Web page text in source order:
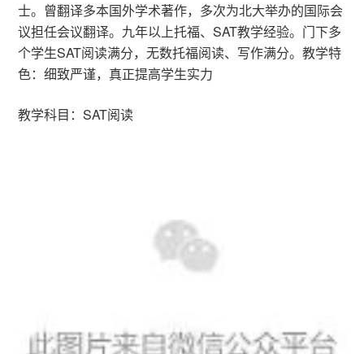
士。曾翻译多本国外学术著作，多次为北大举办的国际会
议担任会议翻译。九年以上托福、SAT教学经验。门下多
个学生SAT阅读满分，无数托福阅读、写作满分。教学特
色：细致严谨，真正提高学生实力
教学科目：SAT阅读